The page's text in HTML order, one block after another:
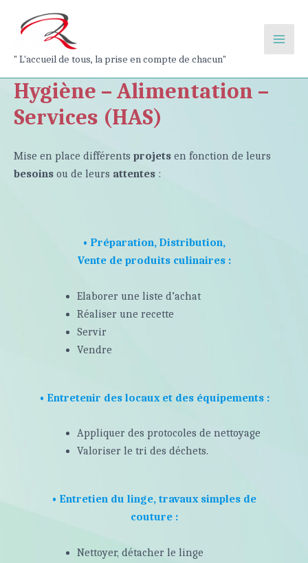
" L'accueil de tous, la prise en compte de chacun"
Main
Hygiène – Alimentation –
Services (HAS)
Mise en place différents projets en fonction de leurs
besoins ou de leurs attentes :
• Préparation, Distribution,
Vente de produits culinaires :
Elaborer une liste d’achat
Réaliser une recette
Servir
Vendre
• Entretenir des locaux et des équipements :
Appliquer des protocoles de nettoyage
Valoriser le tri des déchets.
• Entretien du linge, travaux simples de
couture :
Nettoyer, détacher le linge